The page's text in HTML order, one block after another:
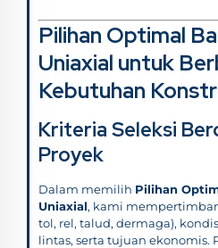
Pilihan Optimal
Uniaxial untuk
Kebutuhan
Kriteria Seleksi
Proyek
Dalam memilih Pilihan
Uniaxial, kami
tol, rel, talud, dermaga),
lintas, serta tujuan ekonomis.